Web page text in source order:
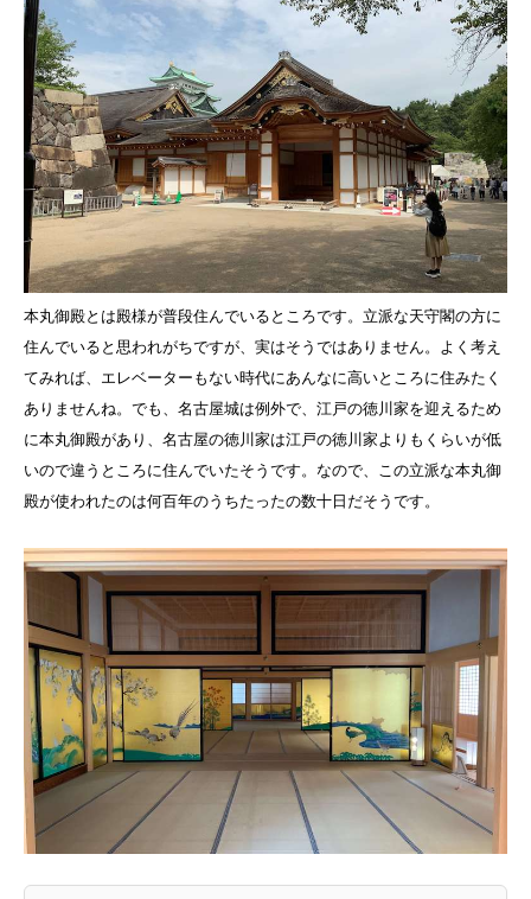
本丸御殿とは殿様が普段住んでいるところです。立派な天守閣の方に
住んでいると思われがちですが、実はそうではありません。よく考え
てみれば、エレベーターもない時代にあんなに高いところに住みたく
ありませんね。でも、名古屋城は例外で、江戸の徳川家を迎えるため
に本丸御殿があり、名古屋の徳川家は江戸の徳川家よりもくらいが低
いので違うところに住んでいたそうです。なので、この立派な本丸御
殿が使われたのは何百年のうちたったの数十日だそうです。